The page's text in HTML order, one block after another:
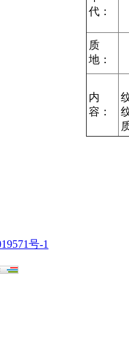
代：
质
地：
内
容：
号-1